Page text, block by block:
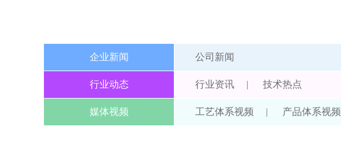
企业新闻 公司新闻
行业动态 行业资讯 | 技术热点
媒体视频 工艺体系视频 | 产品体系视频